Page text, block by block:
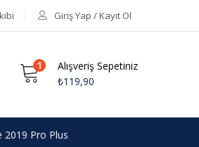
Giriş Yap / Kayıt Ol
1
Alışveriş Sepetiniz
₺119,90
2019 Pro Plus